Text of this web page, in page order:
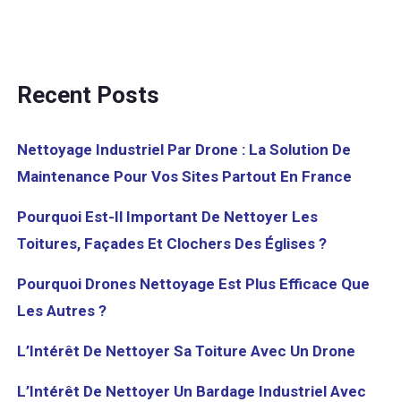
Recent Posts
Nettoyage Industriel Par Drone : La Solution De
Maintenance Pour Vos Sites Partout En France
Pourquoi Est-Il Important De Nettoyer Les
Toitures, Façades Et Clochers Des Églises ?
Pourquoi Drones Nettoyage Est Plus Efficace Que
Les Autres ?
L’Intérêt De Nettoyer Sa Toiture Avec Un Drone
L’Intérêt De Nettoyer Un Bardage Industriel Avec